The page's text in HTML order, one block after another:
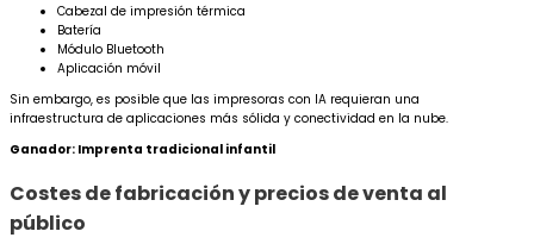
Cabezal de impresión térmica
Batería
Módulo Bluetooth
Aplicación móvil
Sin embargo, es posible que las impresoras con IA requieran una
infraestructura de aplicaciones más sólida y conectividad en la nube.
Ganador: Imprenta tradicional infantil
Costes de fabricación y precios de venta al
público